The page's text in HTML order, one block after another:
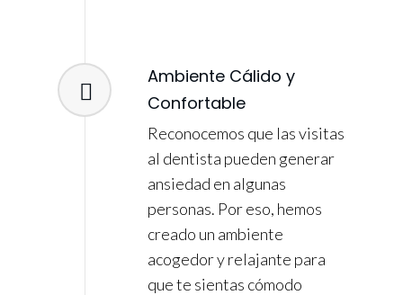
Ambiente Cálido y
Confortable
Reconocemos que las visitas
al dentista pueden generar
ansiedad en algunas
personas. Por eso, hemos
creado un ambiente
acogedor y relajante para
que te sientas cómodo